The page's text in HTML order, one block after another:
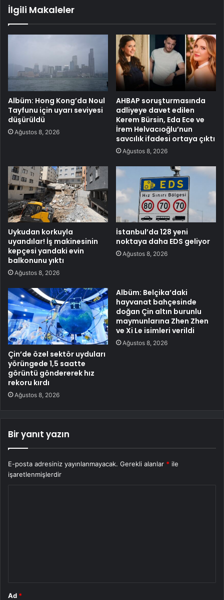
İlgili Makaleler
Albüm: Hong Kong’da Noul
Tayfunu için uyarı seviyesi
düşürüldü
Ağustos 8, 2026
AHBAP soruşturmasında
adliyeye davet edilen
Kerem Bürsin, Eda Ece ve
İrem Helvacıoğlu’nun
savcılık ifadesi ortaya çıktı
Ağustos 8, 2026
Uykudan korkuyla
uyandılar! İş makinesinin
kepçesi yandaki evin
balkonunu yıktı
Ağustos 8, 2026
İstanbul’da 128 yeni
noktaya daha EDS geliyor
Ağustos 8, 2026
Çin’de özel sektör uyduları
yörüngede 1,5 saatte
görüntü göndererek hız
rekoru kırdı
Ağustos 8, 2026
Albüm: Belçika’daki
hayvanat bahçesinde
doğan Çin altın burunlu
maymunlarına Zhen Zhen
ve Xi Le isimleri verildi
Ağustos 8, 2026
Bir yanıt yazın
E-posta adresiniz yayınlanmayacak. Gerekli alanlar * ile
işaretlenmişlerdir
Ad *